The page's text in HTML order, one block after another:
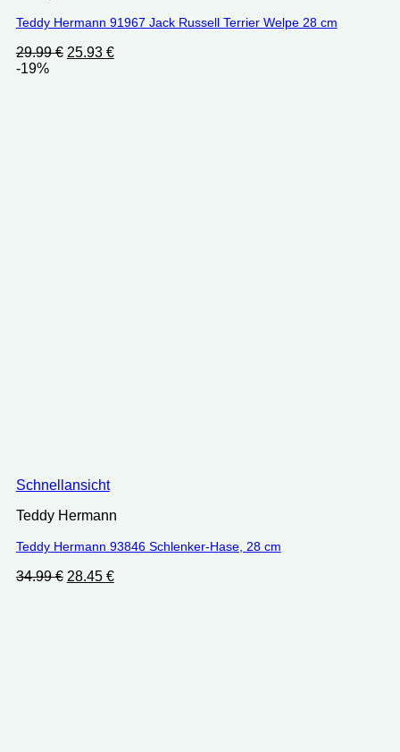
Teddy Hermann 91967 Jack Russell Terrier Welpe 28 cm
29.99€ Ursprünglicher
25.93 €Aktueller
-19%
Schnellansicht
Teddy Hermann
Teddy Hermann 93846 Schlenker-Hase, 28 cm
34.99€ Ursprünglicher
28.45 €Aktueller